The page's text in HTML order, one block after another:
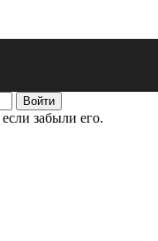
если забыли его.